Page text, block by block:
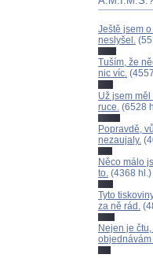
Ještě jsem
neslyšel.
Tuším, že
nic víc.
Už jsem
ruce. (6528
Popravdě,
nezaujaly.
Něco málo
to. (4368 hl.)
Tyto
za ně rád.
Nejen je